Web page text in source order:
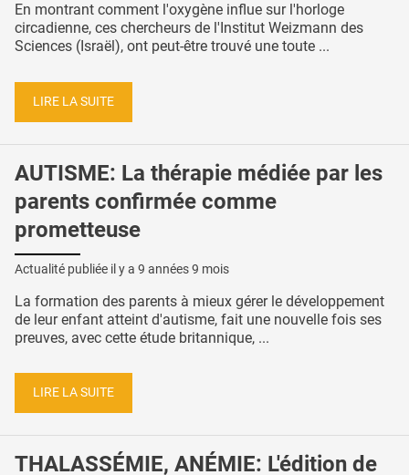
En montrant comment l'oxygène influe sur l'horloge
circadienne, ces chercheurs de l'Institut Weizmann des
Sciences (Israël), ont peut-être trouvé une toute ...
LIRE LA SUITE
AUTISME: La thérapie médiée par les
parents confirmée comme
prometteuse
Actualité publiée il y a 9 années 9 mois
La formation des parents à mieux gérer le développement
de leur enfant atteint d'autisme, fait une nouvelle fois ses
preuves, avec cette étude britannique, ...
LIRE LA SUITE
THALASSÉMIE, ANÉMIE: L'édition de